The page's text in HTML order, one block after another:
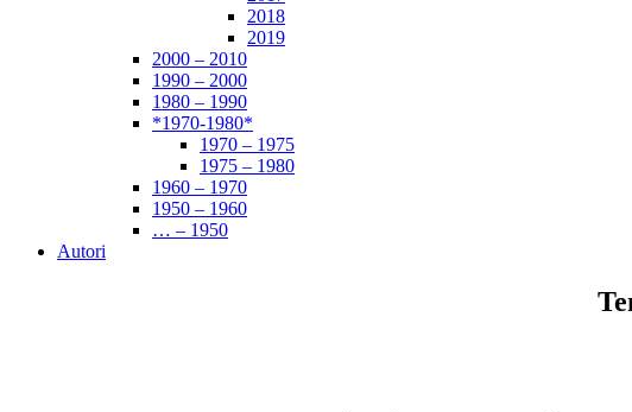
2018
2019
2000 – 2010
1990 – 2000
1980 – 1990
*1970-1980*
1970 – 1975
1975 – 1980
1960 – 1970
1950 – 1960
… – 1950
Autori